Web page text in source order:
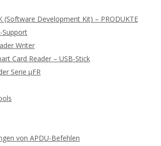
(Software Development Kit) – PRODUKTE
Support
Writer
Card Reader – USB-Stick
Serie μFR
von APDU-Befehlen